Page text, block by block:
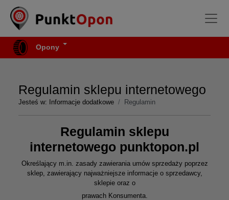
Opony
Regulamin sklepu internetowego
Jesteś w: Informacje dodatkowe Regulamin
Regulamin sklepu
internetowego punktopon.pl
Określający m.in. zasady zawierania umów sprzedaży poprzez
sklep, zawierający najważniejsze informacje o sprzedawcy,
sklepie oraz o
prawach Konsumenta.